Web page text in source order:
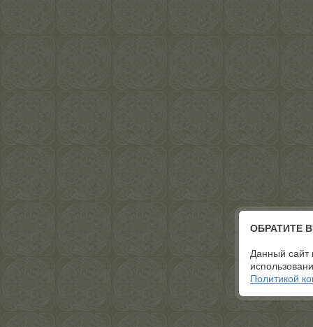
ОБРАТИТЕ
Данный сайт
Политикой